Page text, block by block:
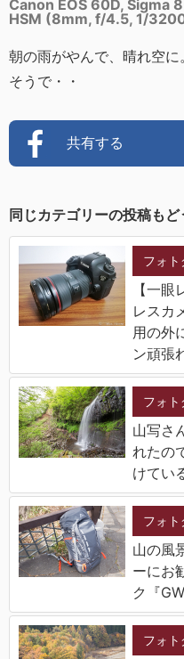
Canon EOS 60D, Sigma
HSM (8mm, f/4.5, 1/
朝の雨がやんで、晴れ空
そうで・・
共有する
同じカテゴリーの投稿もど
フォト
【一
レスカ
用の外
ン頑張
フォト
山写さ
れたの
けてい
フォト
山の風
ーにお
ク『
フォト